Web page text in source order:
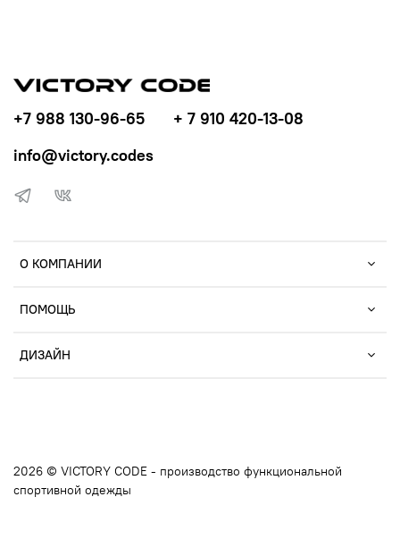
О КОМПАНИИ
ПОМОЩЬ
ДИЗАЙН
+7 988 130-96-65
+ 7 910 420-13-08
info@victory.codes
2026 © VICTORY CODE - производство функциональной
спортивной одежды